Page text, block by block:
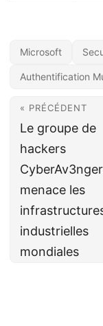
Microsoft
Authentification
« PRÉCÉDENT
Le groupe de
hackers
menace les
industrielles
mondiales